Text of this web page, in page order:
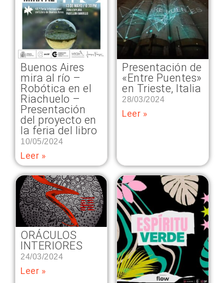
Buenos Aires
mira al río –
Robótica en el
Riachuelo –
Presentación
del proyecto en
la feria del libro
10/05/2024
Leer »
Presentación de
«Entre Puentes»
en Trieste, Italia
28/03/2024
Leer »
ORÁCULOS
INTERIORES
24/03/2024
Leer »